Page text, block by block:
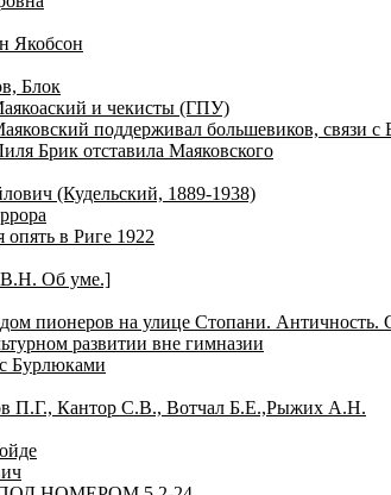
Якобсон
Блок
и чекисты (ГПУ)
поддерживал большевиков, связи
Брик отставила Маяковского
(Кудельский, 1889-1938)
в Риге 1922
Об уме.]
пионеров на улице Стопани. Античность.
развитии вне гимназии
Бурлюками
П.Г., Кантор С.В., Вотчал Б.Е.,Рыжих А.Н.